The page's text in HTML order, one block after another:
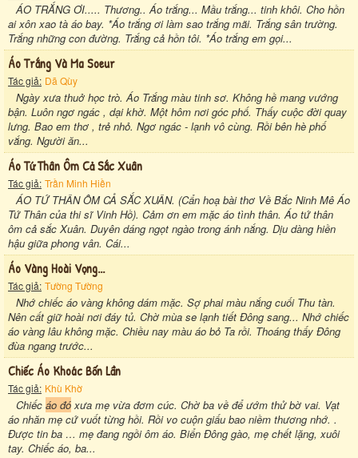
ÁO TRẮNG ƠI..... Thương.. Áo trắng... Mầu trắng... tinh khôi. Cho hồn
ai xôn xao tà áo bay. *Áo trắng ơi làm sao trắng mãi. Trắng sân trường.
Trắng những con đường. Trắng cả hồn tôi. *Áo trắng em gọi...
Áo Trắng Và Ma Soeur
Tác giả: Dã Qùy
Ngày xưa thuở học trò. Áo Trắng màu tinh sơ. Không hề mang vướng
bận. Luôn ngơ ngác , dại khờ. Một hôm nơi góc phố. Thấy cuộc đời quay
lưng. Bao em thơ , trẻ nhỏ. Ngơ ngác - lạnh vô cùng. Rồi bên hè phố
vắng. Người ăn...
Áo Tứ Thân Ôm Cả Sắc Xuân
Tác giả: Trần Minh Hiền
ÁO TỨ THÂN ÔM CẢ SẮC XUÂN. (Cẩn hoạ bài thơ Về Bắc Ninh Mê Áo
Tứ Thân của thi sĩ Vinh Hồ). Cảm ơn em mặc áo tình thân. Áo tứ thân
ôm cả sắc Xuân. Duyên dáng ngọt ngào trong ánh nắng. Dịu dàng hiền
hậu giữa phong vân. Cái...
Áo Vàng Hoài Vọng...
Tác giả: Tường Tường
Nhớ chiếc áo vàng không dám mặc. Sợ phai màu nắng cuối Thu tàn.
Nên cất giữ hoài nơi đáy tủ. Chờ mùa se lạnh tiết Đông sang... Nhớ chiếc
áo vàng lâu không mặc. Chiều nay màu áo bỏ Ta rồi. Thoáng thấy Đông
đùa ngang trước...
Chiếc Áo Khoác Bốn Lần
Tác giả: Khù Khờ
Chiếc áo đó xưa mẹ vừa đơm cúc. Chờ ba về để ướm thử bờ vai. Vạt
áo nhăn mẹ cứ vuốt từng hồi. Rồi vo cuộn giấu bao niềm thương nhớ. .
Được tin ba … mẹ đang ngồi ôm áo. Biển Đông gào, mẹ chết lặng, xuôi
tay. Chiếc áo, ba...